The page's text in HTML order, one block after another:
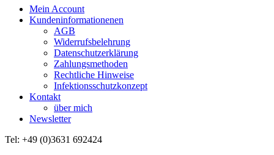
Mein Account
Kundeninformationenen
AGB
Widerrufsbelehrung
Datenschutzerklärung
Zahlungsmethoden
Rechtliche Hinweise
Infektionsschutzkonzept
Kontakt
über mich
Newsletter
Tel: +49 (0)3631 692424